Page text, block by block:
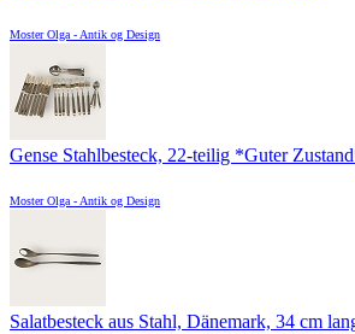
Moster Olga - Antik og Design
Gense Stahlbesteck, 22-teilig *Guter
Moster Olga - Antik og Design
Salatbesteck aus Stahl, Dänemark, 34 cm